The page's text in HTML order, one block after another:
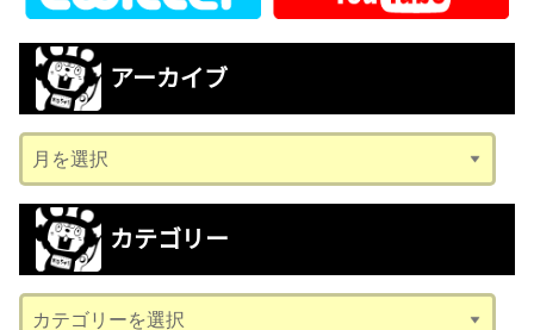
アーカイブ
ー
カ
ブ
カテゴリー